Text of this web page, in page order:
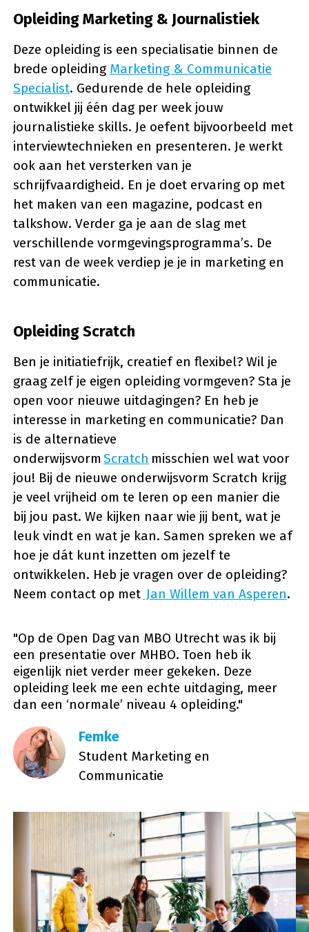
Opleiding Marketing & Journalistiek
Deze opleiding is een specialisatie binnen de
brede opleiding Marketing & Communicatie
Specialist. Gedurende de hele opleiding
ontwikkel jij één dag per week jouw
journalistieke skills. Je oefent bijvoorbeeld met
interviewtechnieken en presenteren. Je werkt
ook aan het versterken van je
schrijfvaardigheid. En je doet ervaring op met
het maken van een magazine, podcast en
talkshow. Verder ga je aan de slag met
verschillende vormgevingsprogramma’s. De
rest van de week verdiep je je in marketing en
communicatie.
Opleiding Scratch
Ben je initiatiefrijk, creatief en flexibel? Wil je
graag zelf je eigen opleiding vormgeven? Sta je
open voor nieuwe uitdagingen? En heb je
interesse in marketing en communicatie? Dan
is de alternatieve
onderwijsvormScratch misschien wel wat voor
jou! Bij de nieuwe onderwijsvorm Scratch krijg
je veel vrijheid om te leren op een manier die
bij jou past. We kijken naar wie jij bent, wat je
leuk vindt en wat je kan. Samen spreken we af
hoe je dát kunt inzetten om jezelf te
ontwikkelen. Heb je vragen over de opleiding?
Neem contact op met Jan Willem van Asperen.
"Op de Open Dag van MBO Utrecht was ik bij
een presentatie over MHBO. Toen heb ik
eigenlijk niet verder meer gekeken. Deze
opleiding leek me een echte uitdaging, meer
dan een ‘normale’ niveau 4 opleiding."
Femke
Student Marketing en
Communicatie